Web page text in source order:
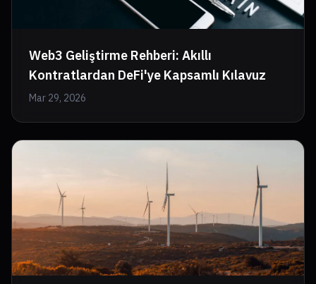
Web3 Geliştirme Rehberi: Akıllı
Kontratlardan DeFi'ye Kapsamlı Kılavuz
Mar 29, 2026